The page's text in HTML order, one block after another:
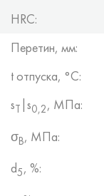
HRC:
Перетин, мм:
t отпуска, °C:
sТ |s0,2, МПа:
σB, МПа:
d5, %: